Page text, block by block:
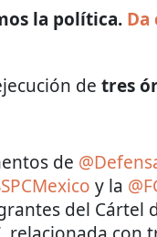
la política. Da
de tres
de
y la
del Cártel